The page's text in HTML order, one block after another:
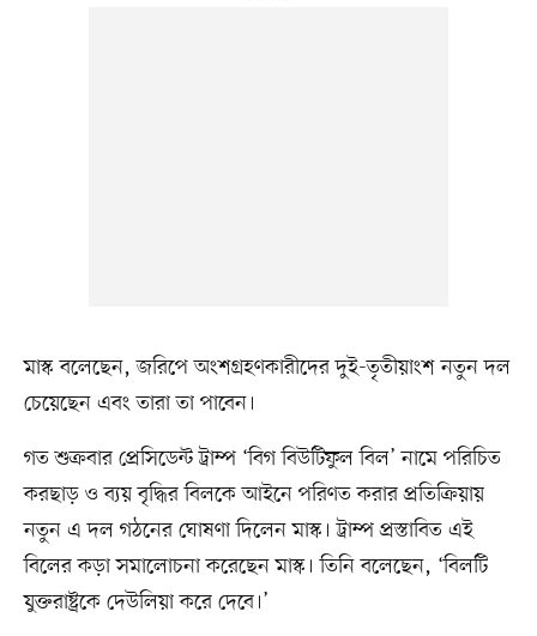
মাস্ক বলেছেন, জরিপে অংশগ্রহণকারীদের দুই-তৃতীয়াংশ নতুন দল
চেয়েছেন এবং তারা তা পাবেন।
গত শুক্রবার প্রেসিডেন্ট ট্রাম্প ‘বিগ বিউটিফুল বিল’ নামে পরিচিত
করছাড় ও ব্যয় বৃদ্ধির বিলকে আইনে পরিণত করার প্রতিক্রিয়ায়
নতুন এ দল গঠনের ঘোষণা দিলেন মাস্ক। ট্রাম্প প্রস্তাবিত এই
বিলের কড়া সমালোচনা করেছেন মাস্ক। তিনি বলেছেন, ‘বিলটি
যুক্তরাষ্ট্রকে দেউলিয়া করে দেবে।’